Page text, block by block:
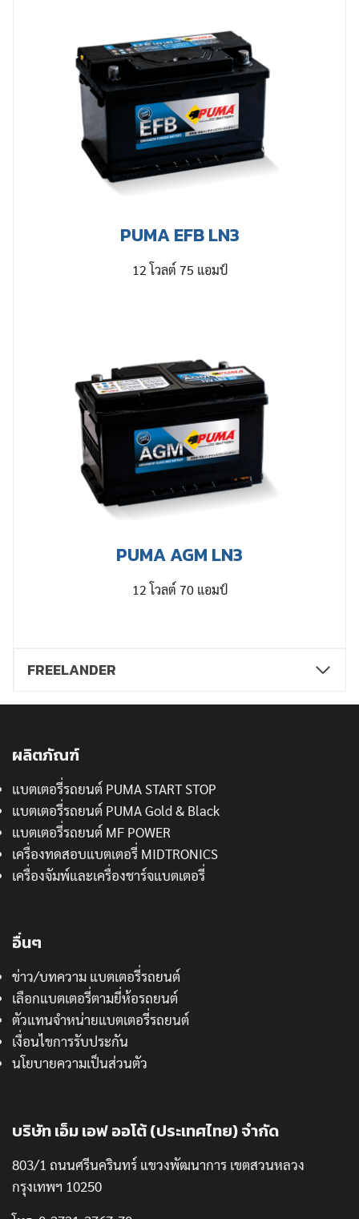
PUMA EFB LN3
12 โวลต์ 75 แอมป์
PUMA AGM LN3
12 โวลต์ 70 แอมป์
FREELANDER
ผลิตภัณฑ์
แบตเตอรี่รถยนต์ PUMA START STOP
แบตเตอรี่รถยนต์ PUMA Gold & Black
แบตเตอรี่รถยนต์ MF POWER
เครื่องทดสอบแบตเตอรี่ MIDTRONICS
เครื่องจัมพ์และเครื่องชาร์จแบตเตอรี่
อื่นๆ
ข่าว/บทความ แบตเตอรี่รถยนต์
เลือกแบตเตอรี่ตามยี่ห้อรถยนต์
ตัวแทนจำหน่ายแบตเตอรี่รถยนต์
เงื่อนไขการรับประกัน
นโยบายความเป็นส่วนตัว
บริษัท เอ็ม เอฟ ออโต้ (ประเทศไทย) จำกัด
803/1 ถนนศรีนครินทร์ แขวงพัฒนาการ เขตสวนหลวง
กรุงเทพฯ 10250